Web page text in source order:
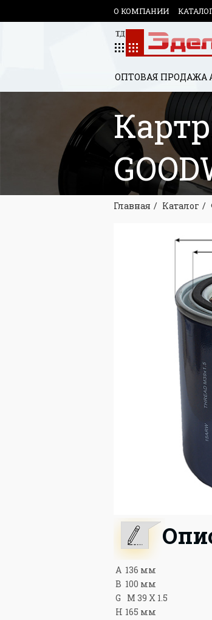
О КОМПАНИИ
ОПТОВАЯ ПРОДАЖА
Главная Каталог
A 136 мм
B 100 мм
G
M 39 X 1.5
H 165 мм